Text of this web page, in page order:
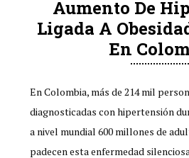
Aumento De
Ligada A
En
En Colombia, más de 214 mil
diagnosticadas con hipertensión
a nivel mundial 600 millones de
padecen esta enfermedad